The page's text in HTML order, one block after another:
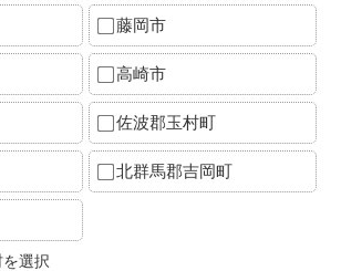
藤岡市
高崎市
佐波郡玉村町
北群馬郡吉岡町
選択